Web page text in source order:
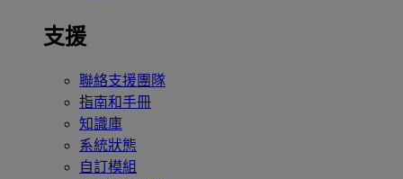
支援
聯絡支援團隊
指南和手冊
知識庫
系統狀態
自訂模組